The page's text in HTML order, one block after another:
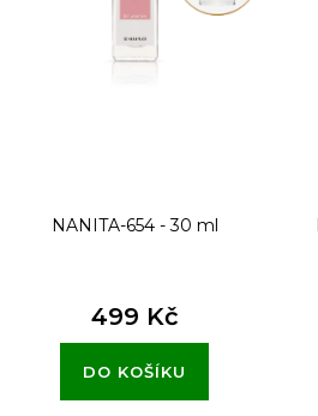
NANITA-654 - 30 ml
499 Kč
DO KOŠÍKU